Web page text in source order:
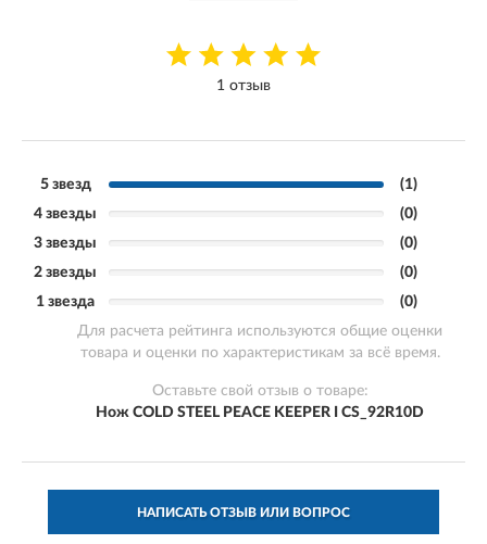
1 отзыв
5 звезд
(1)
4 звезды
(0)
3 звезды
(0)
2 звезды
(0)
1 звезда
(0)
Для расчета рейтинга используются общие оценки
товара и оценки по характеристикам за всё время.
Оставьте свой отзыв о товаре:
Нож COLD STEEL PEACE KEEPER I CS_92R10D
НАПИСАТЬ ОТЗЫВ ИЛИ ВОПРОС